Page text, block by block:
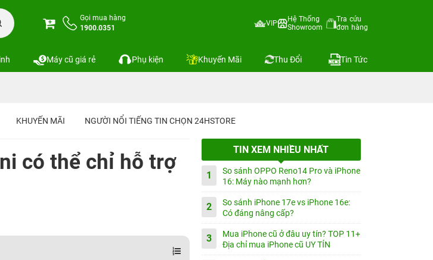
Gọi mua hàng
1900.0351
VIP
Hệ Thống
Showroom
Tra cứu
đơn hàng
Máy cũ giá rẻ Phụ kiện Khuyến Mãi Thu Đổi Tin Tức
KHUYẾN MÃI NGƯỜI NỔI TIẾNG TIN CHỌN 24HSTORE
có thể chỉ hỗ trợ
TIN XEM NHIỀU NHẤT
1
So sánh OPPO Reno14 Pro và iPhone
16: Máy nào mạnh hơn?
2
So sánh iPhone 17e vs iPhone 16e:
Có đáng nâng cấp?
3
Mua iPhone cũ ở đâu uy tín? TOP 11+
Địa chỉ mua iPhone cũ UY TÍN